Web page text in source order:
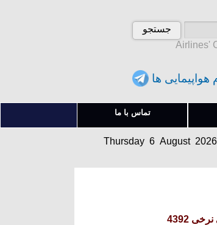
Airlines'
هواپیمایی ها
تماس با ما
Thursday 6 August
پنجشنبه 15 امرداد 1405
Thursday 6 August
4392